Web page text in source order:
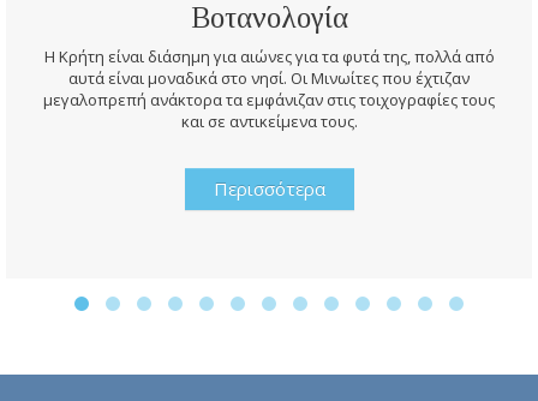
Βοτανολογία
Η Κρήτη είναι διάσημη για αιώνες για τα φυτά της, πολλά από
αυτά είναι μοναδικά στο νησί. Οι Μινωίτες που έχτιζαν
μεγαλοπρεπή ανάκτορα τα εμφάνιζαν στις τοιχογραφίες τους
και σε αντικείμενα τους.
Περισσότερα